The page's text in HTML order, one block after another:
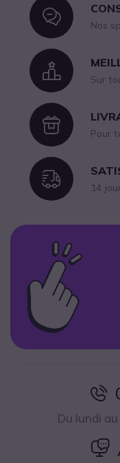
IconNos
IconSur
IconPour
Icon14
Du lundi